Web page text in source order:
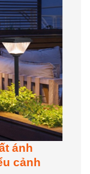
ánh
cảnh